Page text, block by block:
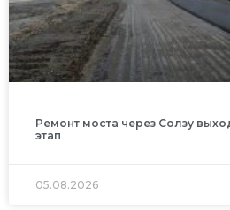
Ремонт моста через Солзу
этап
05.08.2026